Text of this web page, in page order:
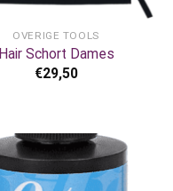
OVERIGE TOOLS
Hair Schort Dames
€29,50